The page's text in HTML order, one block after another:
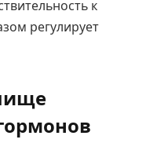
к
регулирует